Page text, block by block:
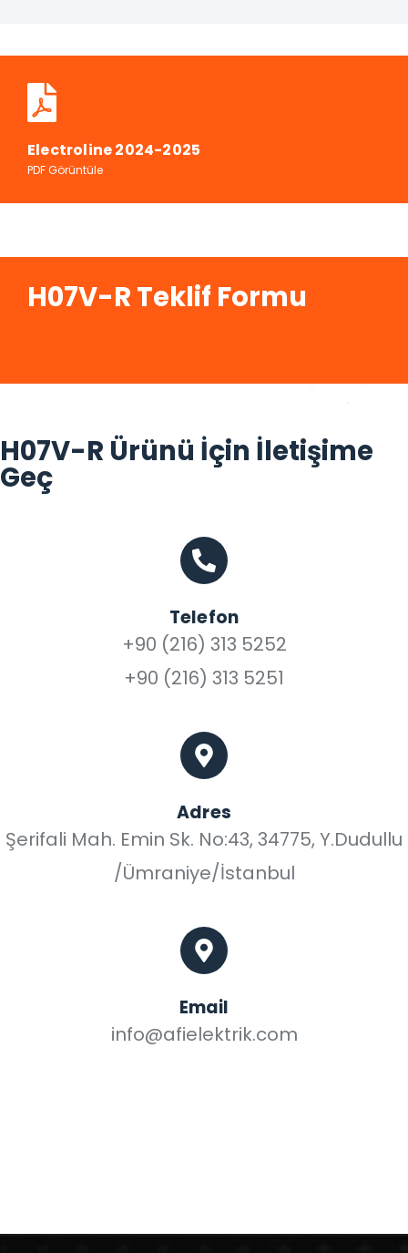
Electroline 2024-2025
PDF Görüntüle
H07V-R Teklif Formu
H07V-R Ürünü İçin İletişime
Geç
Telefon
+90 (216) 313 5252
+90 (216) 313 5251
Adres
Şerifali Mah. Emin Sk. No:43, 34775, Y.Dudullu
/Ümraniye/İstanbul
Email
info@afielektrik.com